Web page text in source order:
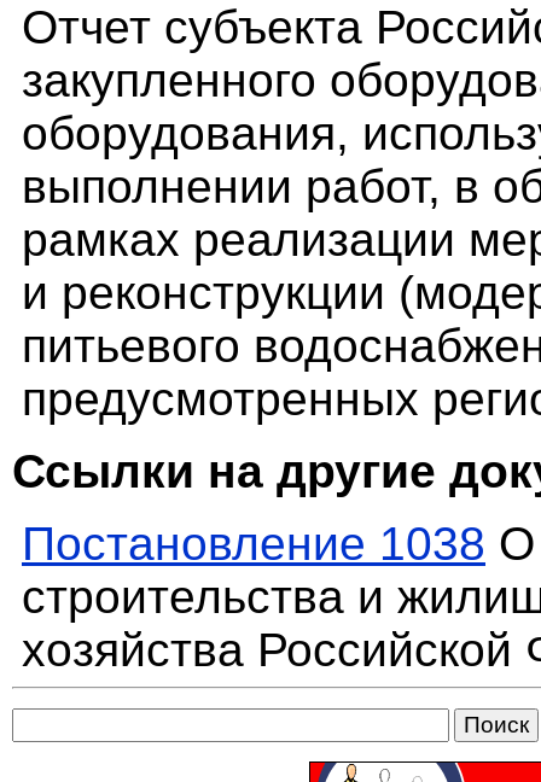
Отчет субъекта
закупленного
оборудования,
выполнении работ, в
рамках реализации
и реконструкции
питьевого
предусмотренных
Ссылки на другие
Постановление 1038 О
строительства и
хозяйства